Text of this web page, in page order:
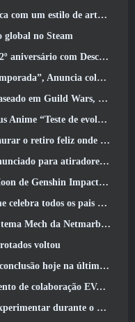
anime dos anos 90 em desenvolvimento
global no Steam
Descendant Fest 2026 Fluxo
colaboração Rainbow Six Siege
Guild Wars, Enevoado
“Teste de evolução”
onde os ventos se encontram
de sobrevivência em equipe
Impact chega ao fim.. Na lua
todos os pais do espaço
será lançado globalmente
voltou
última atualização do SWTOR
EVANGELION
durante o Steam Next Fest